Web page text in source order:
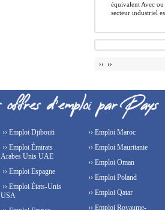
équivalent Avec
secteur industriel
›› ››
›› Emploi Djibouti
›› Emploi Émirats
Arabes Unis UAE
›› Emploi Espagne
›› Emploi États-Unis
USA
›› Emploi Maroc
›› Emploi Mauritanie
›› Emploi Oman
›› Emploi Poland
›› Emploi Qatar
›› Emploi Royaume-